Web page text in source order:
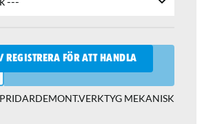
REGISTRERA FÖR ATT HANDLA
LÄGG I VARUKORGEN
MEKANISK